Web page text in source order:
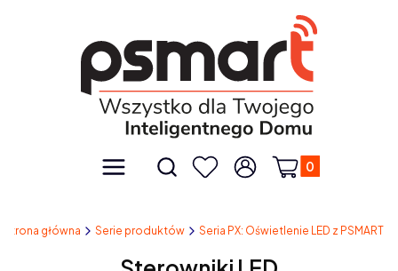
Menu Otwórz wyszukiwarkę
Szukaj UlubioneZaloguj się
Produkty w
Koszyk
Strona główna Serie produktów Seria PX: Oświetlenie LED z PSMART